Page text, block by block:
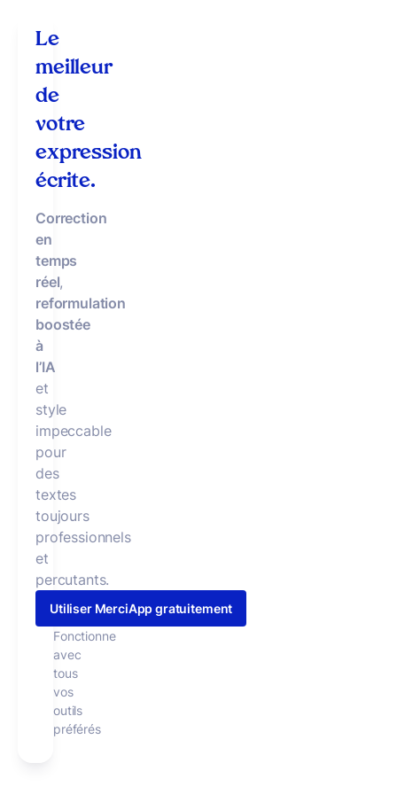
Le
meilleur
de
votre
expression
écrite.
Correction
en
temps
réel,
reformulation
boostée
à
l’IA
et
style
impeccable
pour
des
textes
toujours
professionnels
et
percutants.
Utiliser MerciApp gratuitement
Fonctionne
avec
tous
vos
outils
préférés